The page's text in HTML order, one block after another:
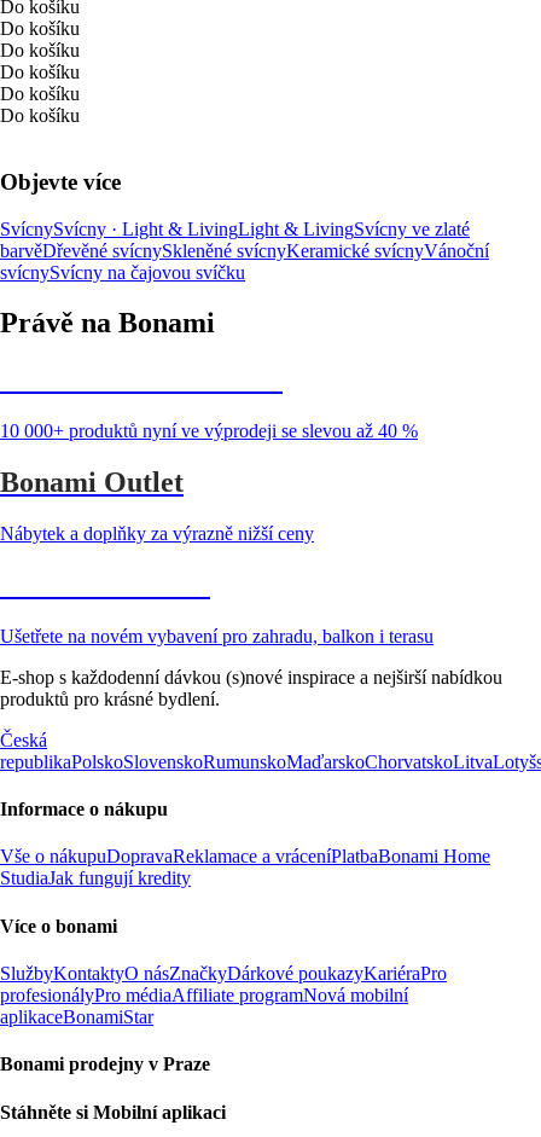
Do košíku
Do košíku
Do košíku
Do košíku
Do košíku
Do košíku
Objevte více
SvícnySvícny · Light & LivingLight & LivingSvícny ve zlaté
barvěDřevěné svícnySkleněné svícnyKeramické svícnyVánoční
svícnySvícny na čajovou svíčku
Právě na Bonami
10 000+ produktů nyní ve výprodeji se slevou až 40 %
Bonami Outlet
Nábytek a doplňky za výrazně nižší ceny
Ušetřete na novém vybavení pro zahradu, balkon i terasu
E-shop s každodenní dávkou (s)nové inspirace a nejširší nabídkou
produktů pro krásné bydlení.
Česká
republikaPolskoSlovenskoRumunskoMaďarskoChorvatskoLitva
Informace o nákupu
Vše o nákupuDopravaReklamace a vráceníPlatbaBonami Home
StudiaJak fungují kredity
Více o bonami
SlužbyKontaktyO násZnačkyDárkové poukazyKariéraPro
profesionályPro médiaAffiliate programNová mobilní
aplikaceBonamiStar
Bonami prodejny v Praze
Stáhněte si Mobilní aplikaci